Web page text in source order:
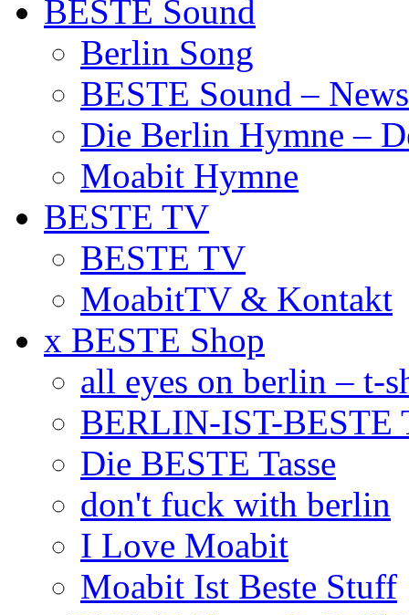
BESTE Sound
Berlin Song
BESTE Sound –
Die Berlin Hymne –
Moabit Hymne
BESTE TV
BESTE TV
MoabitTV & Kontakt
x BESTE Shop
all eyes on berlin – t-
BERLIN-IST-BESTE
Die BESTE Tasse
don't fuck with berlin
I Love Moabit
Moabit Ist Beste Stuff